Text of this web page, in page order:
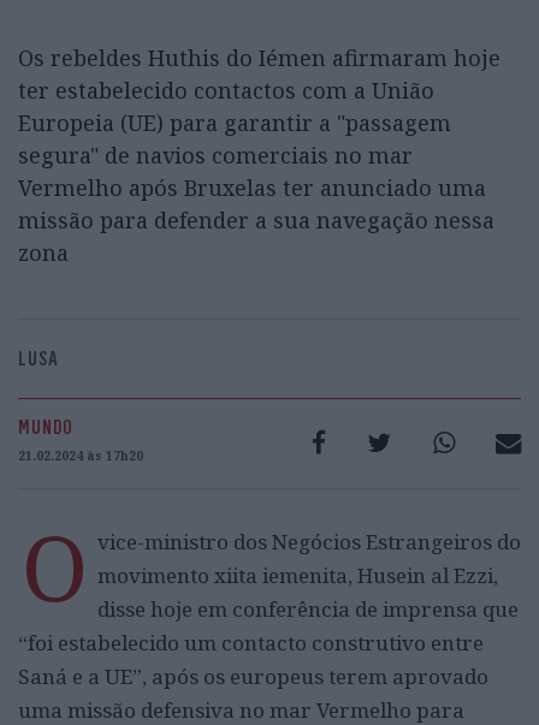
Os rebeldes Huthis do Iémen afirmaram hoje
ter estabelecido contactos com a União
Europeia (UE) para garantir a "passagem
segura" de navios comerciais no mar
Vermelho após Bruxelas ter anunciado uma
missão para defender a sua navegação nessa
zona
LUSA
MUNDO
21.02.2024 às 17h20
O vice-ministro dos Negócios Estrangeiros do
movimento xiita iemenita, Husein al Ezzi,
disse hoje em conferência de imprensa que
“foi estabelecido um contacto construtivo entre
Saná e a UE”, após os europeus terem aprovado
uma missão defensiva no mar Vermelho para